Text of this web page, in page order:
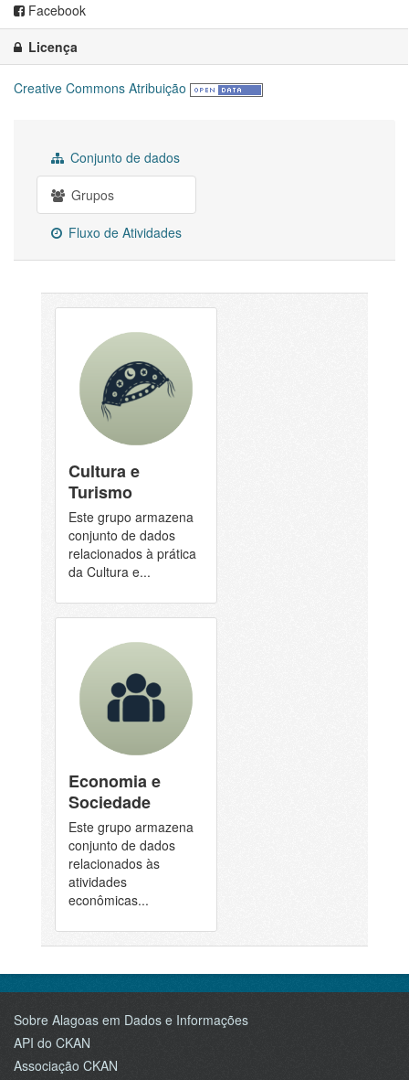
Facebook
Licença
Creative Commons Atribuição
Conjunto de dados
Grupos
Fluxo de Atividades
Cultura e
Turismo
Este grupo armazena
conjunto de dados
relacionados à prática
da Cultura e...
Economia e
Sociedade
Este grupo armazena
conjunto de dados
relacionados às
atividades
econômicas...
Sobre Alagoas em Dados e Informações
API do CKAN
Associação CKAN